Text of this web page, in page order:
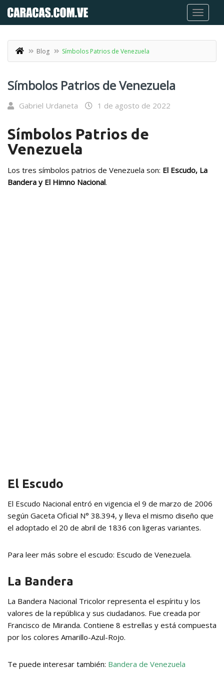
Blog Símbolos Patrios de Venezuela
Símbolos Patrios de Venezuela
Gabriel Urdaneta 1 de agosto de 2022
Símbolos Patrios de
Venezuela
Los tres símbolos patrios de Venezuela son: El Escudo, La
Bandera y El Himno Nacional.
El Escudo
El Escudo Nacional entró en vigencia el 9 de marzo de 2006
según Gaceta Oficial N° 38.394, y lleva el mismo diseño que
el adoptado el 20 de abril de 1836 con ligeras variantes.
Para leer más sobre el escudo: Escudo de Venezuela.
La Bandera
La Bandera Nacional Tricolor representa el espíritu y los
valores de la república y sus ciudadanos. Fue creada por
Francisco de Miranda. Contiene 8 estrellas y está compuesta
por los colores Amarillo-Azul-Rojo.
Te puede interesar también: Bandera de Venezuela